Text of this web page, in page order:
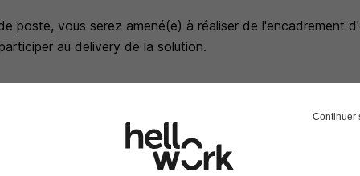
poste, vous serez amené(e) à réaliser de l'encadrement
au delivery de la solution.
Continuer